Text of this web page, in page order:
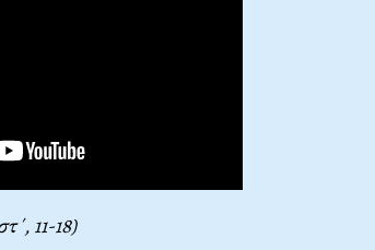
11-18)